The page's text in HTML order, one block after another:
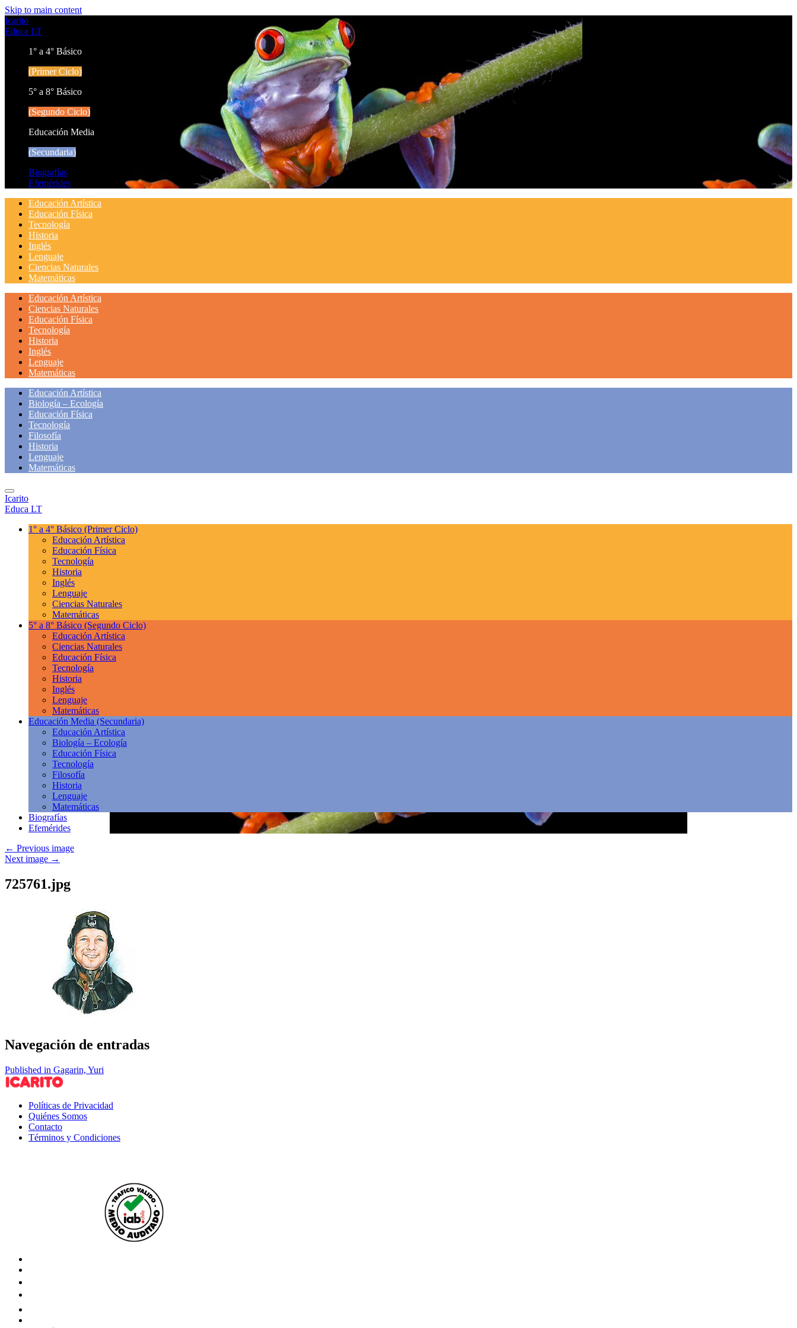
Skip to main content
Icarito
Educa LT
1° a 4° Básico
(Primer Ciclo)
5° a 8° Básico
(Segundo Ciclo)
Educación Media
(Secundaria)
Biografías
Efemérides
Educación Artística
Educación Física
Tecnología
Historia
Inglés
Lenguaje
Ciencias Naturales
Matemáticas
Educación Artística
Ciencias Naturales
Educación Física
Tecnología
Historia
Inglés
Lenguaje
Matemáticas
Educación Artística
Biología – Ecología
Educación Física
Tecnología
Filosofía
Historia
Lenguaje
Matemáticas
Icarito
Educa LT
1° a 4° Básico (Primer Ciclo)
Educación Artística
Educación Física
Tecnología
Historia
Inglés
Lenguaje
Ciencias Naturales
Matemáticas
5° a 8° Básico (Segundo Ciclo)
Educación Artística
Ciencias Naturales
Educación Física
Tecnología
Historia
Inglés
Lenguaje
Matemáticas
Educación Media (Secundaria)
Educación Artística
Biología – Ecología
Educación Física
Tecnología
Filosofía
Historia
Lenguaje
Matemáticas
Biografías
Efemérides
← Previous image
Next image →
725761.jpg
Navegación de entradas
Published in Gagarin, Yuri
Políticas de Privacidad
Quiénes Somos
Contacto
Términos y Condiciones